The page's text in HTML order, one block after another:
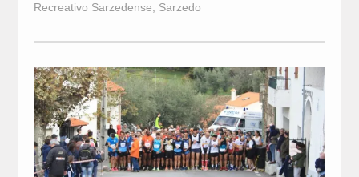
Recreativo Sarzedense
Sarzedo